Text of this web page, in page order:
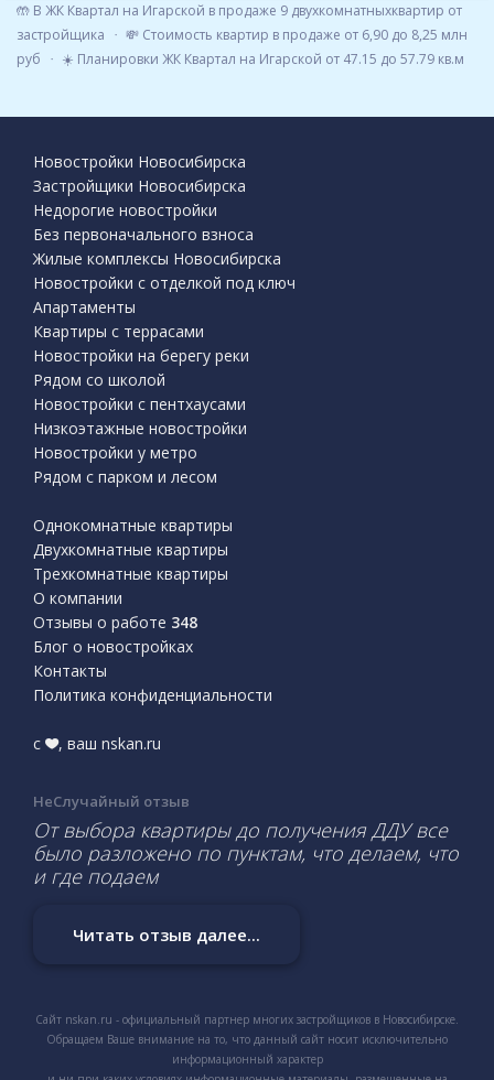
🤲 В ЖК Квартал на Игарской в продаже 9 двухкомнатныхквартир от
застройщика
💸 Стоимость квартир в продаже от 6,90 до 8,25 млн
руб
☀️ Планировки ЖК Квартал на Игарской от 47.15 до 57.79 кв.м
Новостройки Новосибирска
Застройщики Новосибирска
Недорогие новостройки
Без первоначального взноса
Жилые комплексы Новосибирска
Новостройки с отделкой под ключ
Апартаменты
Квартиры с террасами
Новостройки на берегу реки
Рядом со школой
Новостройки с пентхаусами
Низкоэтажные новостройки
Новостройки у метро
Рядом с парком и лесом
Однокомнатные квартиры
Двухкомнатные квартиры
Трехкомнатные квартиры
О компании
Отзывы о работе 348
Блог о новостройках
Контакты
Политика конфиденциальности
с , ваш nskan.ru
НеСлучайный отзыв
От выбора квартиры до получения ДДУ все
было разложено по пунктам, что делаем, что
и где подаем
Читать отзыв далее...
Сайт nskan.ru - официальный партнер многих застройщиков в Новосибирске.
Обращаем Ваше внимание на то, что данный сайт носит исключительно
информационный характер